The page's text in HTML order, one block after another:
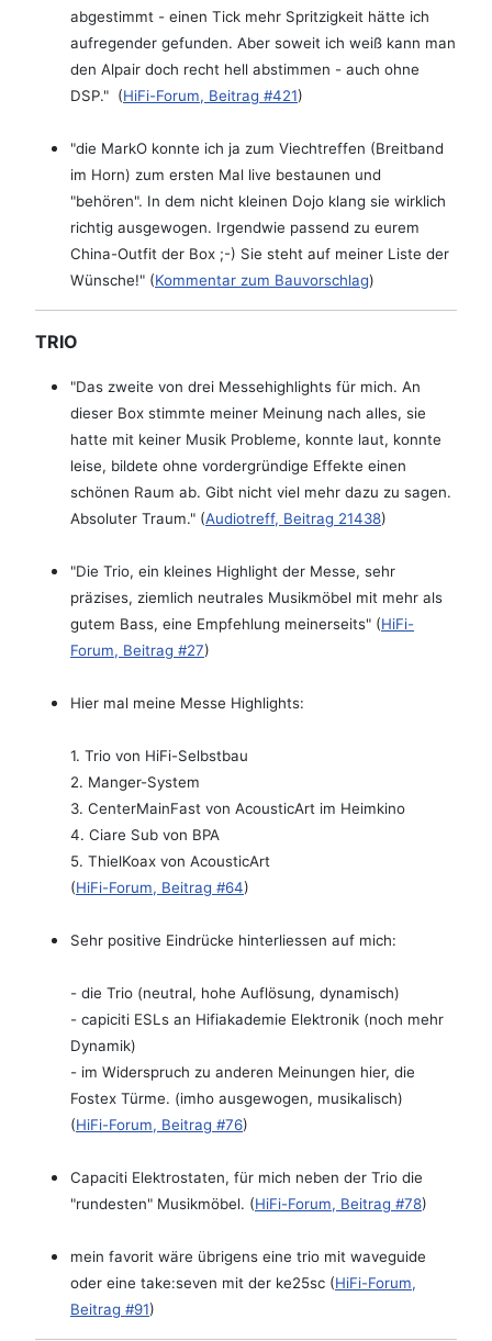
abgestimmt - einen Tick mehr Spritzigkeit hätte ich
aufregender gefunden. Aber soweit ich weiß kann man
den Alpair doch recht hell abstimmen - auch ohne
DSP." (HiFi-Forum, Beitrag #421)
"die MarkO konnte ich ja zum Viechtreffen (Breitband
im Horn) zum ersten Mal live bestaunen und
"behören". In dem nicht kleinen Dojo klang sie wirklich
richtig ausgewogen. Irgendwie passend zu eurem
China-Outfit der Box ;-) Sie steht auf meiner Liste der
Wünsche!" (Kommentar zum Bauvorschlag)
TRIO
"Das zweite von drei Messehighlights für mich. An
dieser Box stimmte meiner Meinung nach alles, sie
hatte mit keiner Musik Probleme, konnte laut, konnte
leise, bildete ohne vordergründige Effekte einen
schönen Raum ab. Gibt nicht viel mehr dazu zu sagen.
Absoluter Traum." (Audiotreff, Beitrag 21438)
"Die Trio, ein kleines Highlight der Messe, sehr
präzises, ziemlich neutrales Musikmöbel mit mehr als
gutem Bass, eine Empfehlung meinerseits" (HiFi-
Forum, Beitrag #27)
Hier mal meine Messe Highlights:
1. Trio von HiFi-Selbstbau
2. Manger-System
3. CenterMainFast von AcousticArt im Heimkino
4. Ciare Sub von BPA
5. ThielKoax von AcousticArt
(HiFi-Forum, Beitrag #64)
Sehr positive Eindrücke hinterliessen auf mich:
- die Trio (neutral, hohe Auflösung, dynamisch)
- capiciti ESLs an Hifiakademie Elektronik (noch mehr
Dynamik)
- im Widerspruch zu anderen Meinungen hier, die
Fostex Türme. (imho ausgewogen, musikalisch)
(HiFi-Forum, Beitrag #76)
Capaciti Elektrostaten, für mich neben der Trio die
"rundesten" Musikmöbel. (HiFi-Forum, Beitrag #78)
mein favorit wäre übrigens eine trio mit waveguide
oder eine take:seven mit der ke25sc (HiFi-Forum,
Beitrag #91)